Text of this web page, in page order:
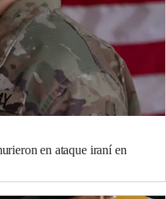
en ataque iraní en